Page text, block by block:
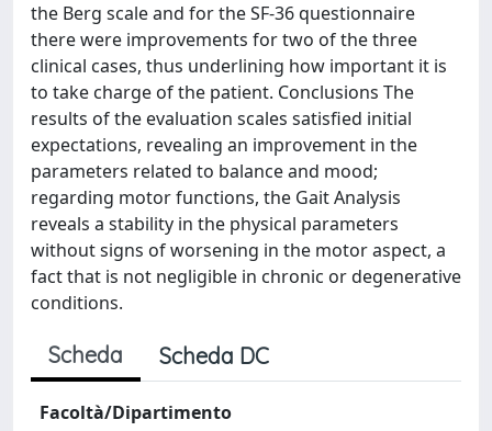
the Berg scale and for the SF-36 questionnaire
there were improvements for two of the three
clinical cases, thus underlining how important it is
to take charge of the patient. Conclusions The
results of the evaluation scales satisfied initial
expectations, revealing an improvement in the
parameters related to balance and mood;
regarding motor functions, the Gait Analysis
reveals a stability in the physical parameters
without signs of worsening in the motor aspect, a
fact that is not negligible in chronic or degenerative
conditions.
Scheda Scheda DC
Facoltà/Dipartimento